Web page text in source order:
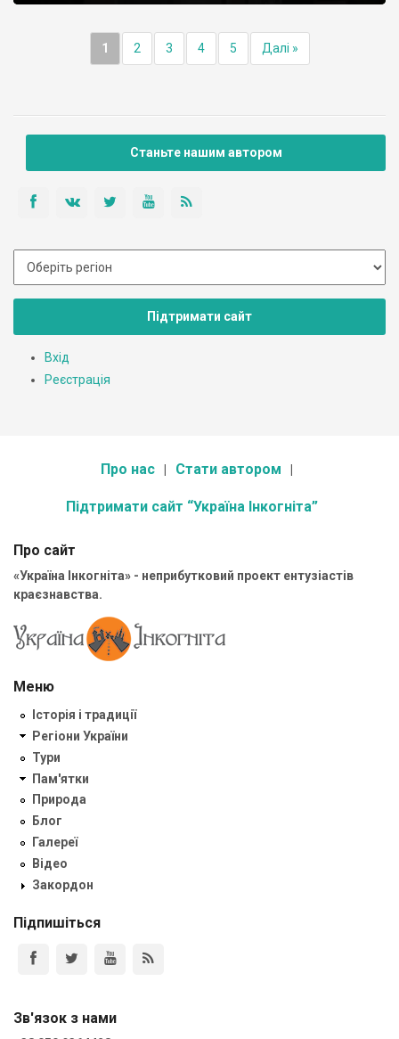
1 2 3 4 5 Далі »
Станьте нашим автором
Підтримати сайт
Вхід
Реєстрація
Про нас Стати автором
Підтримати сайт “Україна Інкогніта”
Про сайт
«Україна Інкогніта» - неприбутковий проект ентузіастів
краєзнавства.
Меню
Історія і традиції
Регіони України
Тури
Пам'ятки
Природа
Блог
Галереї
Відео
Закордон
Підпишіться
Зв'язок з нами